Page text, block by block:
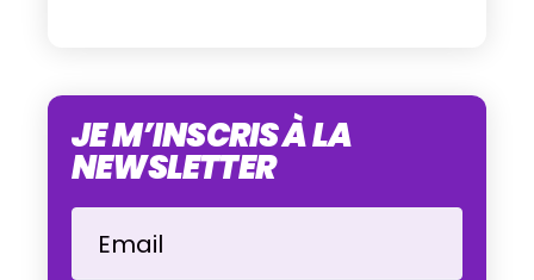
JE M’INSCRIS À LA
NEWSLETTER
Email